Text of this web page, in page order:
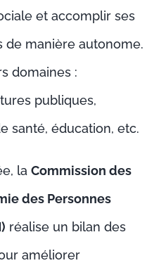
et accomplir ses
de manière autonome.
domaines :
publiques,
santé, éducation, etc.
la Commission des
des Personnes
réalise un bilan des
améliorer